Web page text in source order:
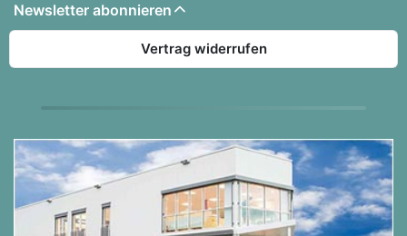
Newsletter abonnieren
Vertrag widerrufen